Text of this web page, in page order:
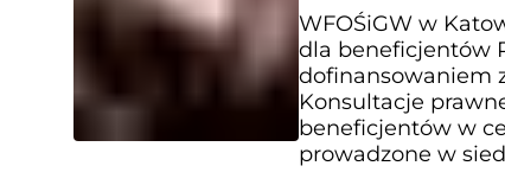
WFOŚiGW w
dla beneficjentów
dofinansowaniem
Konsultacje
beneficjentów w
prowadzone w